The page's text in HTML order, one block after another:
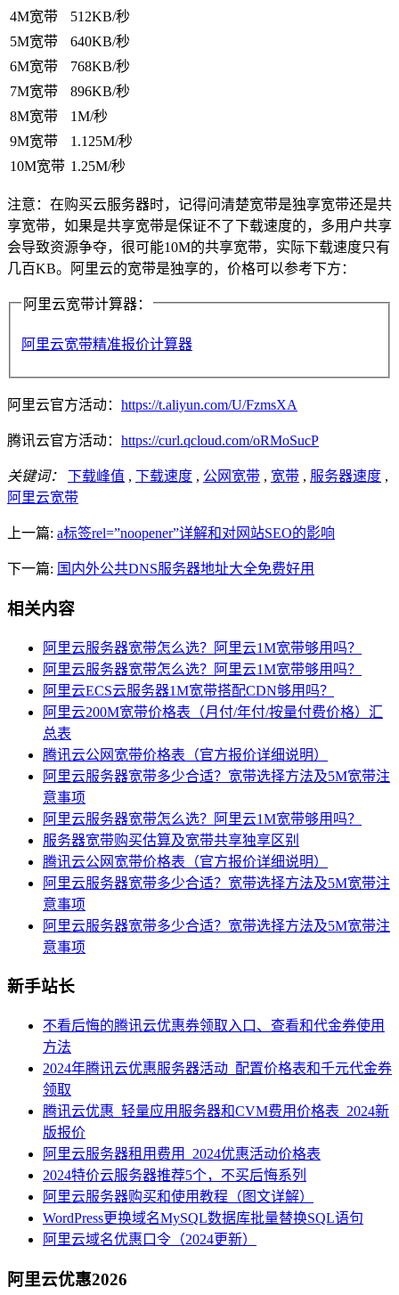
4M宽带
512KB/秒
5M宽带
640KB/秒
6M宽带
768KB/秒
7M宽带
896KB/秒
8M宽带
1M/秒
9M宽带
1.125M/秒
10M宽带 1.25M/秒
注意：在购买云服务器时，记得问清楚宽带是独享宽带还是共
享宽带，如果是共享宽带是保证不了下载速度的，多用户共享
会导致资源争夺，很可能10M的共享宽带，实际下载速度只有
几百KB。阿里云的宽带是独享的，价格可以参考下方：
阿里云宽带计算器：
阿里云宽带精准报价计算器
阿里云官方活动： https://t.aliyun.com/U/FzmsXA
腾讯云官方活动： https://curl.qcloud.com/oRMoSucP
关键词： 下载峰值 , 下载速度 , 公网宽带 , 宽带 , 服务器速度 ,
阿里云宽带
上一篇: a标签rel=”noopener”详解和对网站SEO的影响
下一篇: 国内外公共DNS服务器地址大全免费好用
相关内容
阿里云服务器宽带怎么选？阿里云1M宽带够用吗？
阿里云服务器宽带怎么选？阿里云1M宽带够用吗？
阿里云ECS云服务器1M宽带搭配CDN够用吗？
阿里云200M宽带价格表（月付/年付/按量付费价格）汇
总表
腾讯云公网宽带价格表（官方报价详细说明）
阿里云服务器宽带多少合适？宽带选择方法及5M宽带注
意事项
阿里云服务器宽带怎么选？阿里云1M宽带够用吗？
服务器宽带购买估算及宽带共享独享区别
腾讯云公网宽带价格表（官方报价详细说明）
阿里云服务器宽带多少合适？宽带选择方法及5M宽带注
意事项
阿里云服务器宽带多少合适？宽带选择方法及5M宽带注
意事项
新手站长
不看后悔的腾讯云优惠券领取入口、查看和代金券使用
方法
2024年腾讯云优惠服务器活动_配置价格表和千元代金券
领取
腾讯云优惠_轻量应用服务器和CVM费用价格表_2024新
版报价
阿里云服务器租用费用_2024优惠活动价格表
2024特价云服务器推荐5个，不买后悔系列
阿里云服务器购买和使用教程（图文详解）
WordPress更换域名MySQL数据库批量替换SQL语句
阿里云域名优惠口令（2024更新）
阿里云优惠2026